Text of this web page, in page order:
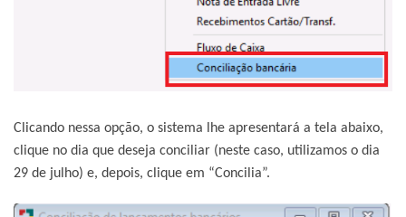
Clicando nessa opção, o sistema lhe apresentará a tela abaixo,
clique no dia que deseja conciliar (neste caso, utilizamos o dia
29 de julho) e, depois, clique em “Concilia”.